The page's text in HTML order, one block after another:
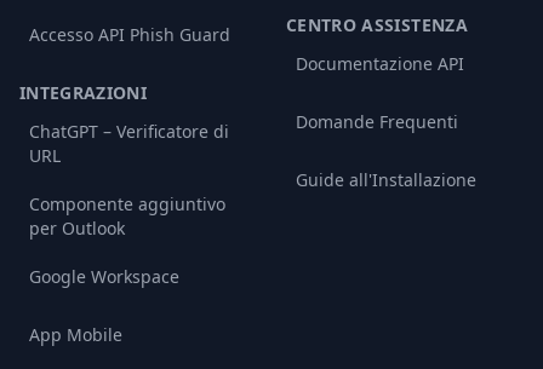
Accesso API Phish Guard
INTEGRAZIONI
ChatGPT – Verificatore di
URL
Componente aggiuntivo
per Outlook
Google Workspace
App Mobile
CENTRO ASSISTENZA
Documentazione API
Domande Frequenti
Guide all'Installazione